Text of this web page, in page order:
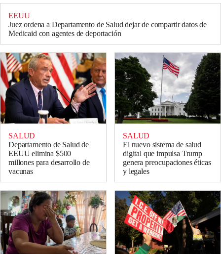
EEUU
Juez ordena a Departamento de Salud dejar de compartir datos de
Medicaid con agentes de deportación
SALUD
Departamento de Salud de
EEUU elimina $500
millones para desarrollo de
vacunas
SALUD
El nuevo sistema de salud
digital que impulsa Trump
genera preocupaciones éticas
y legales